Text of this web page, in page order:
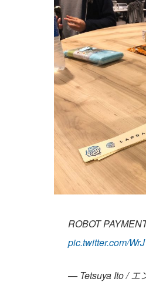
ROBOT
pic.twitter.com/
— Tetsuya Ito / エ